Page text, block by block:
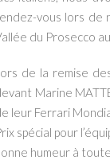
vous lors de
du Prosecco
de la remise
Marine
leur Ferrari
spécial pour
humeur à